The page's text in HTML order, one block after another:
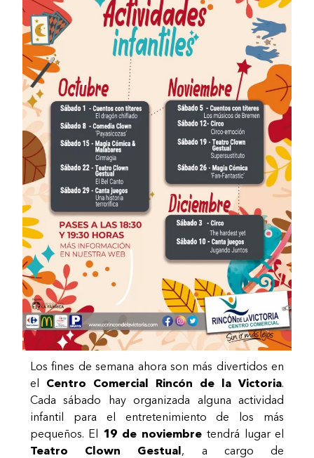
Los fines de semana ahora son más divertidos en
el Centro Comercial Rincón de la Victoria.
Cada sábado hay organizada alguna actividad
infantil para el entretenimiento de los más
pequeños. El 19 de noviembretendrá lugar el
Teatro Clown Gestual, a cargo de